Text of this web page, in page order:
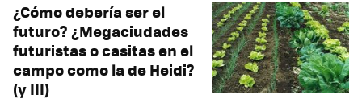
¿Cómo debería ser el
futuro? ¿Megaciudades
futuristas o casitas en el
campo como la de Heidi?
(y III)